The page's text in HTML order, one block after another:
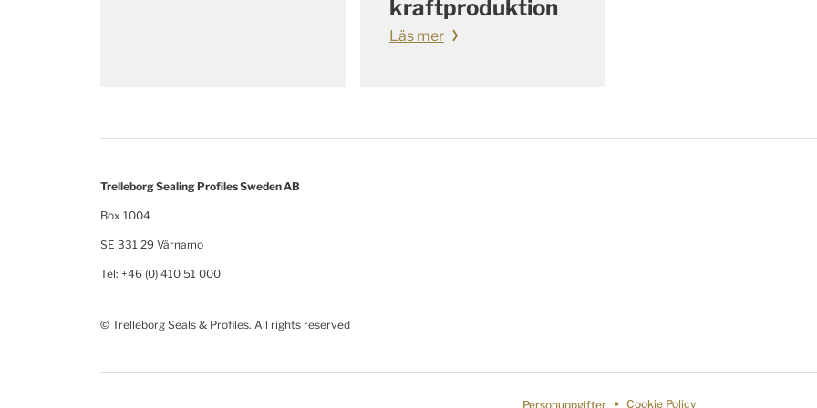
kraftproduktion
Läs mer
Trelleborg Sealing Profiles Sweden AB
Box 1004
SE 331 29 Värnamo
Tel: +46 (0) 410 51 000
© Trelleborg Seals & Profiles. All rights reserved
Personuppgifter Cookie Policy